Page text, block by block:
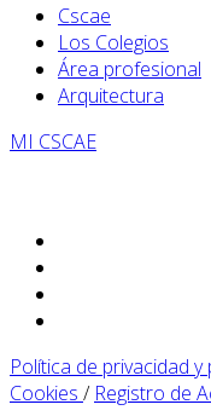
Cscae
Los Colegios
Área profesional
Arquitectura
MI CSCAE
Política de privacidad
Cookies / Registro de